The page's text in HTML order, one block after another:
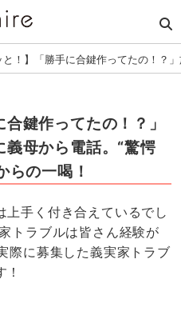
と！】「勝手に合鍵作ってたの！
合鍵作ってたの！？」
母から電話。“驚愕
の一喝！
手く付き合えているでし
トラブルは皆さん経験が
際に募集した義実家トラブ